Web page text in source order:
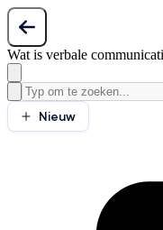
Wat is verbale
Nieuw